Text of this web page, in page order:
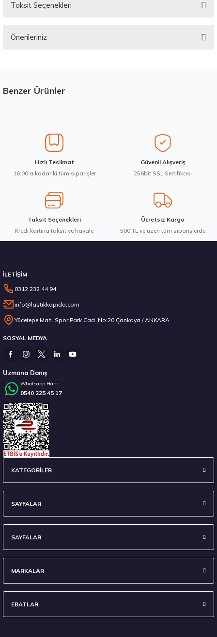
Taksit Seçenekleri
Önerileriniz
Görüş ve önerileriniz için teşekkür ederiz.
Ürün bilgilerinde hatalar bulunuyor.
Ürün fiyatı diğer sitelerden daha pahalı.
Bu ürüne benzer farklı alternatifler olmalı.
Benzer Ürünler
Waterfall 215/50R17 95W XL Unique UHP Yaz 2026
14.267,00 ₺
Stokta 12 Adet
295/35 R21 107Y XL Eagle F1 Asymmetric 6 FP 2024
Hızlı Teslimat
16:00’a kadar ki tüm siparişler
Güvenli Alışveriş
256bit SSL Sertifikası
Taksit Seçenekleri
Kredi kartına taksit ve havale
Ücretsiz Kargo
500 TL ve üzeri tüm siparişlerde
İLETİŞİM
0312 232 44 94
info@lastikkapida.com
Yücetepe Mah. Spor Park Cad. No:20 Çankaya / ANKARA
SOSYAL MEDYA
Uzmana Danış
Whatsapp Hattı
0540 225 45 17
KATEGORİLER
SAYFALAR
SAYFALAR
MARKALAR
EBATLAR